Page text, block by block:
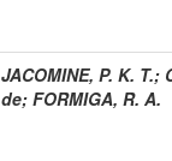
JACOMINE, P. K. T.;
de; FORMIGA, R. A.